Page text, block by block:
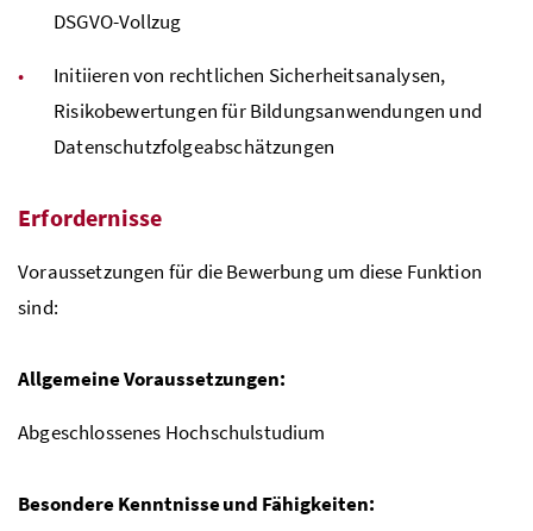
DSGVO-Vollzug
Initiieren von rechtlichen Sicherheitsanalysen,
Risikobewertungen für Bildungsanwendungen und
Datenschutzfolgeabschätzungen
Erfordernisse
Voraussetzungen für die Bewerbung um diese Funktion
sind:
Allgemeine Voraussetzungen:
Abgeschlossenes Hochschulstudium
Besondere Kenntnisse und Fähigkeiten: